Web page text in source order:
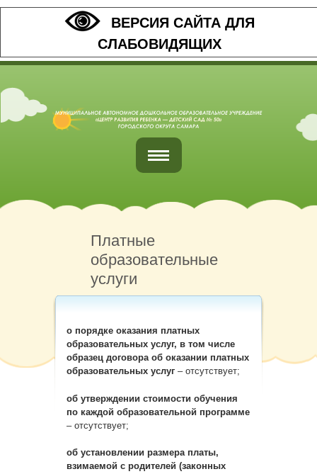
ВЕРСИЯ САЙТА ДЛЯ
СЛАБОВИДЯЩИХ
Главная
Наши контакты
Организация питания
Платные
образовательные
услуги
о порядке оказания платных
образовательных услуг, в том числе
образец договора об оказании платных
образовательных услуг – отсутствует;
об утверждении стоимости обучения
по каждой образовательной программе
– отсутствует;
об установлении размера платы,
взимаемой с родителей (законных